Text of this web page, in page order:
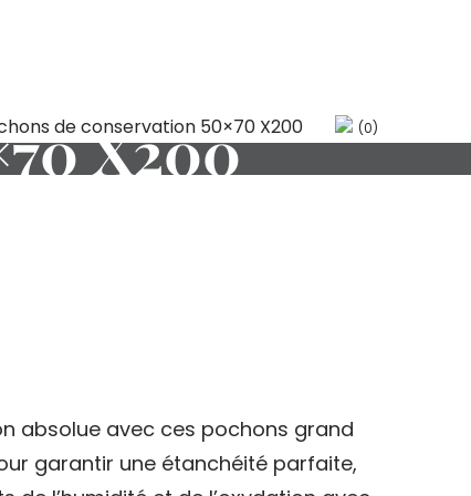
(0)
X200
absolue avec ces pochons grand
garantir une étanchéité parfaite,